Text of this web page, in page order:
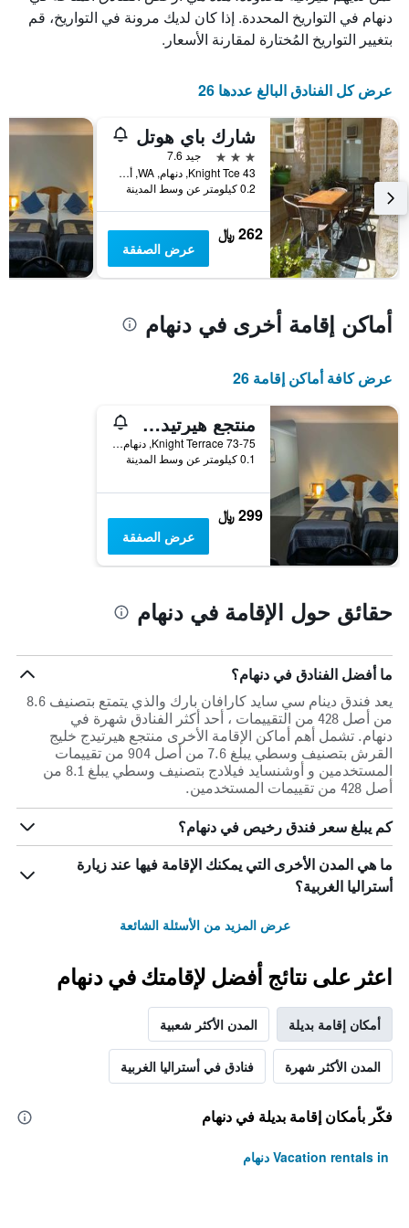
الذي
يعرض
أيام
يتضمن
المخطط
التالي
محور
Y
الذي
يعرض
متوسط
سعر
غرفة
دنهام في التواريخ المحددة. إذا كان لديك مرونة في التواريخ، قم
بتغيير التواريخ المُختارة لمقارنة الأسعار.
عرض كل الفنادق البالغ عددها 26
شارك باي هوتل
3 نجوم
جيد 7.6
43 Knight Tce, دنهام, WA, أستراليا
0.2 كيلومتر عن وسط المدينة
262 ﷼
عرض الصفقة
أماكن إقامة أخرى في دنهام
عرض كافة أماكن إقامة 26
منتجع هيرتيدج خليج القرش
73-75 Knight Terrace, دنهام, WA, أستراليا
0.1 كيلومتر عن وسط المدينة
299 ﷼
عرض الصفقة
حقائق حول الإقامة في دنهام
ما أفضل الفنادق في دنهام؟
يعد فندق دينام سي سايد كارافان بارك والذي يتمتع بتصنيف 8.6
من أصل 428 من التقييمات ، أحد أكثر الفنادق شهرة في
دنهام. تشمل أهم أماكن الإقامة الأخرى منتجع هيرتيدج خليج
القرش بتصنيف وسطي يبلغ 7.6 من أصل 904 من تقييمات
المستخدمين و أوشنسايد فيلادج بتصنيف وسطي يبلغ 8.1 من
أصل 428 من تقييمات المستخدمين.
كم يبلغ سعر فندق رخيص في دنهام؟
ما هي المدن الأخرى التي يمكنك الإقامة فيها عند زيارة
أستراليا الغربية؟
عرض المزيد من الأسئلة الشائعة
اعثر على نتائج أفضل لإقامتك في دنهام
أمكان إقامة بديلة المدن الأكثر شعبية
المدن الأكثر شهرة فنادق في أستراليا الغربية
فكّر بأمكان إقامة بديلة في دنهام
Vacation rentals in دنهام